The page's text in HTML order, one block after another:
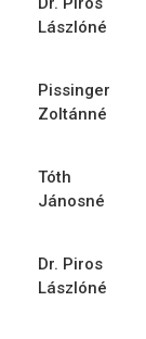
Lászlóné
Pissinger
Zoltánné
Tóth
Jánosné
Dr. Piros
Lászlóné